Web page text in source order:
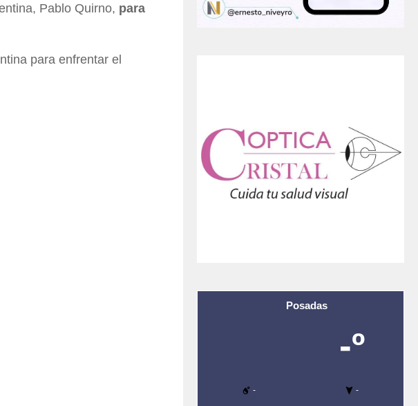
Pablo Quirno, para
para enfrentar el
Posadas
-º
- -